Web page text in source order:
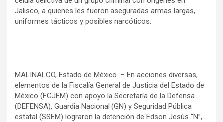
Jalisco, a quienes les fueron aseguradas armas largas,
uniformes tácticos y posibles narcóticos.
MALINALCO, Estado de México. – En acciones diversas,
elementos de la Fiscalía General de Justicia del Estado de
México (FGJEM) con apoyo la Secretaría de la Defensa
(DEFENSA), Guardia Nacional (GN) y Seguridad Pública
estatal (SSEM) lograron la detención de Edson Jesús “N”,